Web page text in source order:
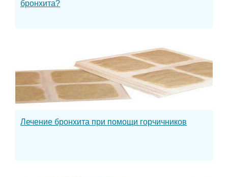
бронхита?
Лечение бронхита при помощи горчичников